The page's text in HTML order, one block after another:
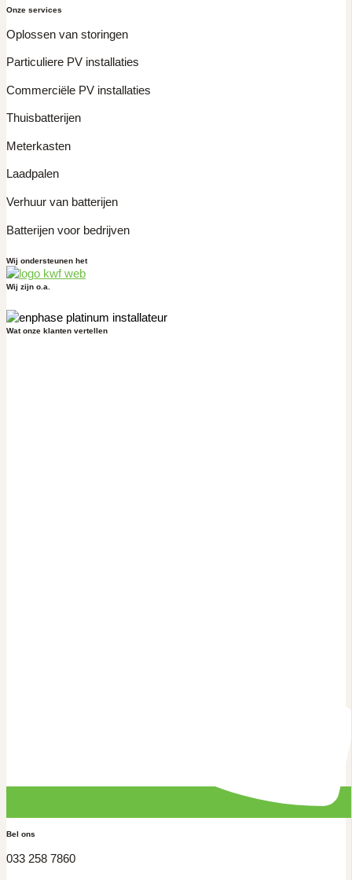
Onze services
Oplossen van storingen
Particuliere PV installaties
Commerciële PV installaties
Thuisbatterijen
Meterkasten
Laadpalen
Verhuur van batterijen
Batterijen voor bedrijven
Wij ondersteunen het
Wij zijn o.a.
Wat onze klanten vertellen
Bel ons
033 258 7860